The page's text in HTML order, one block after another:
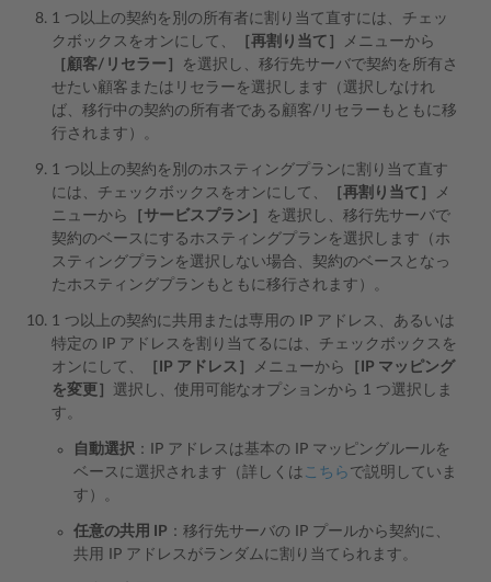
1 つ以上の契約を別の所有者に割り当て直すには、チェッ
クボックスをオンにして、
［再割り当て］
メニューから
［顧客/リセラー］
を選択し、移行先サーバで契約を所有さ
せたい顧客またはリセラーを選択します（選択しなけれ
ば、移行中の契約の所有者である顧客/リセラーもともに移
行されます）。
1 つ以上の契約を別のホスティングプランに割り当て直す
には、チェックボックスをオンにして、
［再割り当て］
メ
ニューから
［サービスプラン］
を選択し、移行先サーバで
契約のベースにするホスティングプランを選択します（ホ
スティングプランを選択しない場合、契約のベースとなっ
たホスティングプランもともに移行されます）。
1 つ以上の契約に共用または専用の IP アドレス、あるいは
特定の IP アドレスを割り当てるには、チェックボックスを
オンにして、
［IP アドレス］ メニューから
［IP マッピング
を変更］ 選択し、使用可能なオプションから 1 つ選択しま
す。
自動選択 ：IP アドレスは基本の IP マッピングルールを
ベースに選択されます（詳しくは こちら で説明していま
す）。
任意の共用 IP ：移行先サーバの IP プールから契約に、
共用 IP アドレスがランダムに割り当てられます。